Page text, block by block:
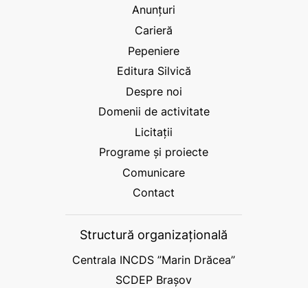
Anunțuri
Carieră
Pepeniere
Editura Silvică
Despre noi
Domenii de activitate
Licitații
Programe și proiecte
Comunicare
Contact
Structură organizațională
Centrala INCDS ”Marin Drăcea”
SCDEP Brașov